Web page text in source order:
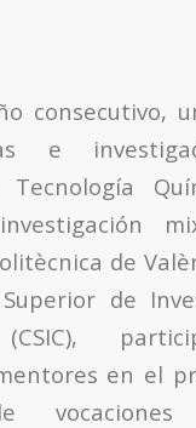
consecutivo,
e
de
de
en el
vocaciones